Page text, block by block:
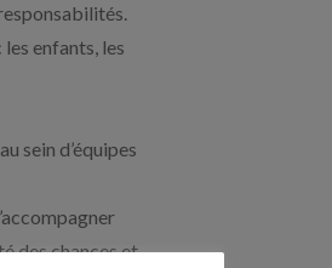
enfants, les
sein d’équipes
des chances et